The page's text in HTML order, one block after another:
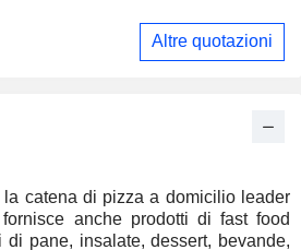
la catena di pizza a domicilio leader
anche prodotti di fast food
di pane, insalate, dessert, bevande,
Altre quotazioni